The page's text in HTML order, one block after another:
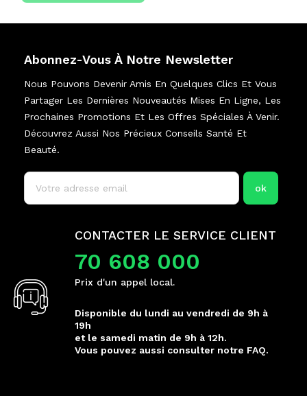
Abonnez-Vous À Notre Newsletter
Nous Pouvons Devenir Amis En Quelques Clics Et Vous
Partager Les Dernières Nouveautés Mises En Ligne, Les
Prochaines Promotions Et Les Offres Spéciales À Venir.
Découvrez Aussi Nos Précieux Conseils Santé Et
Beauté.
CONTACTER LE SERVICE CLIENT
70 608 000
Prix d'un appel local.
Disponible du lundi au vendredi de 9h à
19h
et le samedi matin de 9h à 12h.
Vous pouvez aussi consulter notre FAQ.